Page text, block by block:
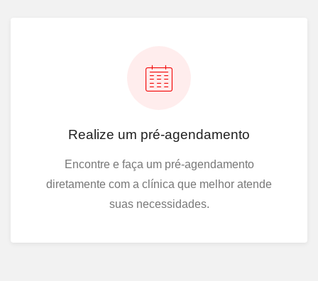
Realize um pré-agendamento
Encontre e faça um pré-agendamento
diretamente com a clínica que melhor atende
suas necessidades.